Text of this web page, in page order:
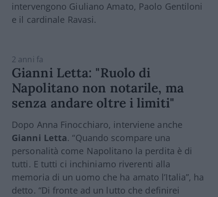
intervengono Giuliano Amato, Paolo Gentiloni
e il cardinale Ravasi.
2 anni fa
Gianni Letta: "Ruolo di
Napolitano non notarile, ma
senza andare oltre i limiti"
Dopo Anna Finocchiaro, interviene anche
Gianni Letta. “Quando scompare una
personalità come Napolitano la perdita è di
tutti. E tutti ci inchiniamo riverenti alla
memoria di un uomo che ha amato l’Italia”, ha
detto. “Di fronte ad un lutto che definirei